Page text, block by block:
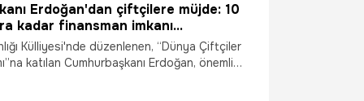
Erdoğan'dan çiftçilere müjde: 10
kadar finansman imkanı
Külliyesi'nde düzenlenen, “Dünya Çiftçiler
katılan Cumhurbaşkanı Erdoğan, önemli